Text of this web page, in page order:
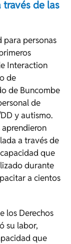
de las
para personas
Interaction
de
de Buncombe
de
y autismo.
aprendieron
a través de
que
durante
a cientos
los Derechos
su labor,
que